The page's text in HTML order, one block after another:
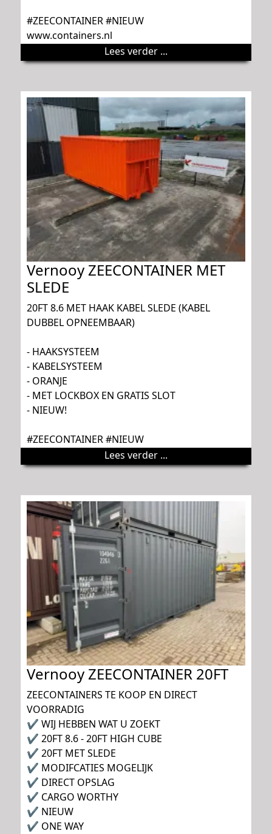
#ZEECONTAINER #NIEUW
www.containers.nl
Lees verder ...
Vernooy ZEECONTAINER MET
SLEDE
20FT 8.6 MET HAAK KABEL SLEDE (KABEL
DUBBEL OPNEEMBAAR)
- HAAKSYSTEEM
- KABELSYSTEEM
- ORANJE
- MET LOCKBOX EN GRATIS SLOT
- NIEUW!
#ZEECONTAINER #NIEUW
Lees verder ...
Vernooy ZEECONTAINER 20FT
ZEECONTAINERS TE KOOP EN DIRECT
VOORRADIG
✔ WIJ HEBBEN WAT U ZOEKT
✔ 20FT 8.6 - 20FT HIGH CUBE
✔ 20FT MET SLEDE
✔ MODIFCATIES MOGELIJK
✔ DIRECT OPSLAG
✔ CARGO WORTHY
✔ NIEUW
✔ ONE WAY